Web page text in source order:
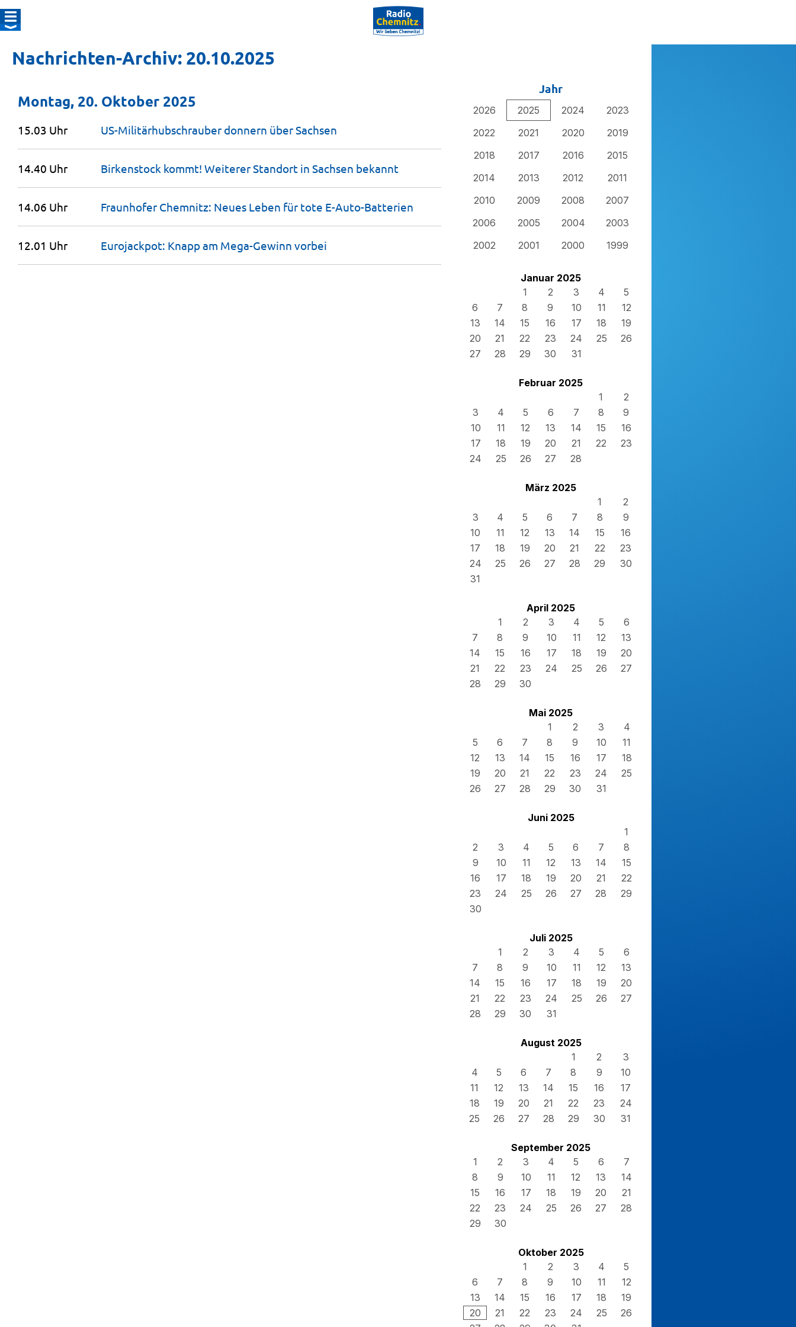
Nachrichten-Archiv: 20.10.2025
Jahr
2026 2025 2024
2023
2022
2021 2020
2019
2018
2017 2016
2015
2014
2013 2012
2011
2010
2009 2008
2007
2006
2005 2004
2003
2002
2001 2000 1999
Januar 2025
1
2 3 4
5
6
7 8 9 10 11
12
13
14 15 16 17 18
19
20
21 22 23 24 25
26
27
28 29 30 31
Februar 2025
1
2
3
4 5 6 7 8
9
10
11 12 13 14 15
16
17
18 19 20 21 22
23
24
25 26 27 28
März 2025
1
2
3
4 5 6 7 8
9
10
11 12 13 14 15
16
17
18 19 20 21 22
23
24
25 26 27 28 29
30
31
April 2025
1
2 3 4 5
6
7
8 9 10 11 12
13
14
15 16 17 18 19
20
21
22 23 24 25 26
27
28
29 30
Mai 2025
1
2 3
4
5
6 7 8 9 10
11
12
13 14 15 16 17
18
19
20 21 22 23 24
25
26
27 28 29 30 31
Juni 2025
1
2
3 4 5 6 7
8
9
10 11 12 13 14
15
16
17 18 19 20 21
22
23
24 25 26 27 28
29
30
Juli 2025
1
2 3 4 5
6
7
8 9 10 11 12
13
14
15 16 17 18 19
20
21
22 23 24 25 26
27
28
29 30 31
August 2025
1
2
3
4
5 6 7 8 9
10
11
12 13 14 15 16
17
18
19 20 21 22 23
24
25
26 27 28 29 30 31
September 2025
1
2 3 4 5 6
7
8
9 10 11 12 13
14
15
16 17 18 19 20
21
22
23 24 25 26 27
28
29
30
Oktober 2025
1
2 3 4
5
6
7 8 9 10 11
12
13
14 15 16 17 18
19
20
21 22 23 24 25
26
Montag, 20. Oktober 2025
15.03 Uhr US-Militärhubschrauber donnern überSachsen
14.40 Uhr Birkenstock kommt! Weiterer Standort in Sachsen bekannt
14.06 Uhr Fraunhofer Chemnitz: Neues Leben für tote E-Auto-Batterien
12.01 Uhr Eurojackpot: Knapp am Mega-Gewinn vorbei